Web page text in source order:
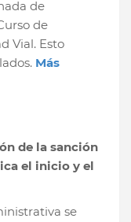
de
de
Vial. Esto
Más
de la sanción
el inicio y el
se